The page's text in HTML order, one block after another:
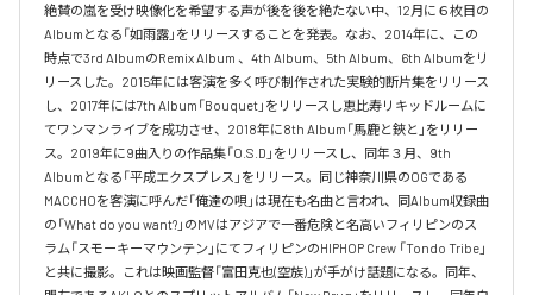
絶賛の嵐を受け映像化を希望する声が後を後を絶たない中、12月に６枚目の
Albumとなる「如雨露」をリリースすることを発表。なお、2014年に、この
時点で3rd AlbumのRemix Album 、4th Album、5th Album、6th Albumをリ
リースした。2015年には客演を多く呼び制作された実験的断片集をリリース
し、2017年には7th Album「Bouquet」をリリースし恵比寿リキッドルームに
てワンマンライブを成功させ、2018年に8th Album「馬鹿と鋏と」をリリー
ス。2019年に9曲入りの作品集「O.S.D」をリリースし、同年３月、9th
Albumとなる「平成エクスプレス」をリリース。同じ神奈川県のOGである
MACCHOを客演に呼んだ「俺達の唄」は現在も名曲と言われ、同Album収録曲
の「What do you want?」のMVはアジアで一番危険と名高いフィリピンのス
ラム「スモーキーマウンテン」にてフィリピンのHIPHOP Crew 「Tondo Tribe」
と共に撮影。これは映画監督「富田克也(空族)」が手がけ話題になる。同年、